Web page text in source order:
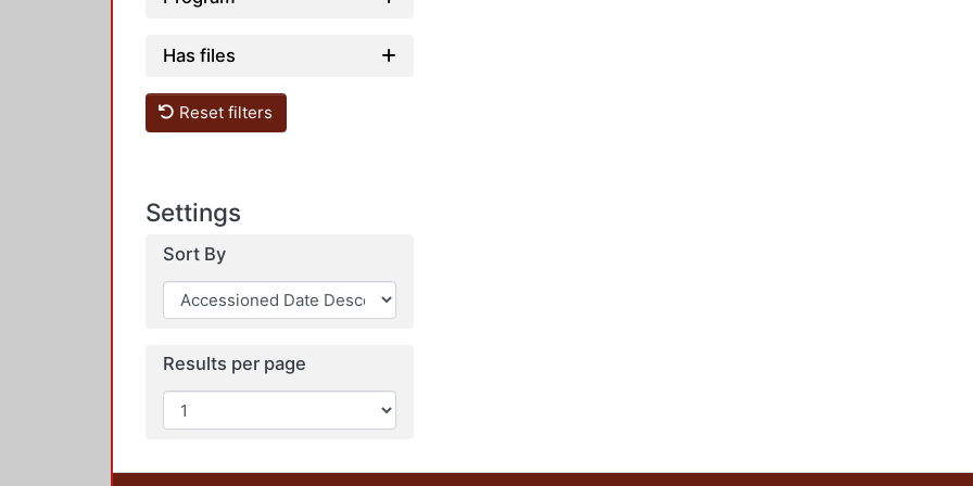
Has files
Reset filters
Settings
Sort By
Results per page
amplificación debido a la topografía y más